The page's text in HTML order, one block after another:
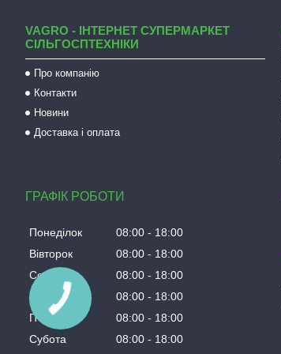
VAGRO - ІНТЕРНЕТ СУПЕРМАРКЕТ
СІЛЬГОСПТЕХНІКИ
Про компанію
Контакти
Новини
Доставка і оплата
ГРАФІК РОБОТИ
Понеділок 08:00
18:00
Вівторок
08:00
18:00
Середа
08:00
18:00
Четвер
08:00
18:00
Пʼятниця
08:00
18:00
Субота
08:00 18:00